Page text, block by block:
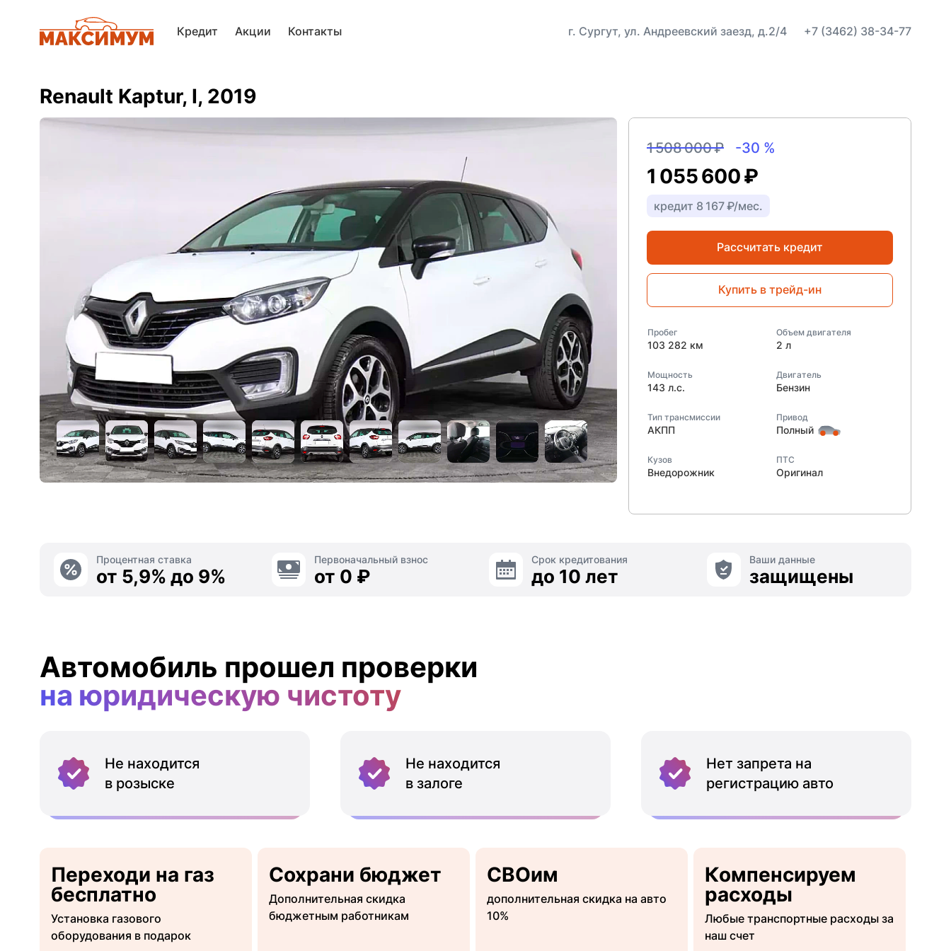
Кредит Акции Контакты г. Сургут, ул. Андреевский заезд, д.2/4 +7 (3462) 38-34-77
Renault Kaptur, I, 2019
1 508 000 ₽ -30 %
1 055 600 ₽
кредит 8 167 ₽/мес.
Рассчитать кредит
Купить в трейд-ин
Пробег
103 282 км
Объем двигателя
2 л
Мощность
143 л.с.
Двигатель
Бензин
Тип трансмиссии
АКПП
Привод
Полный
Кузов
Внедорожник
ПТС
Оригинал
Процентная ставка
от 5,9% до 9%
Первоначальный взнос
от 0 ₽
Срок кредитования
до 10 лет
Ваши данные
защищены
Автомобиль прошел проверки
на юридическую чистоту
Не находится
в розыске
Не находится
в залоге
Нет запрета на
регистрацию авто
Переходи на газ
бесплатно
Установка газового
оборудования в подарок
Сохрани бюджет
Дополнительная скидка
бюджетным работникам
СВОим
дополнительная скидка на авто
10%
Компенсируем
расходы
Любые транспортные расходы за
наш счет